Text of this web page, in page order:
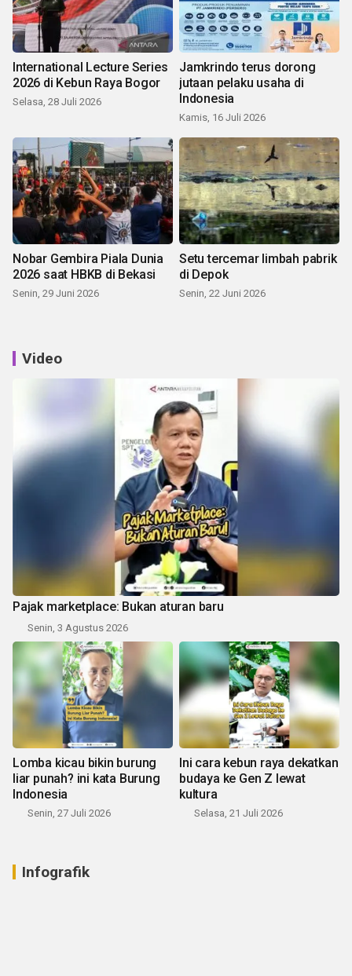
International Lecture Series
2026 di Kebun Raya Bogor
Selasa, 28 Juli 2026
Jamkrindo terus dorong
jutaan pelaku usaha di
Indonesia
Kamis, 16 Juli 2026
Nobar Gembira Piala Dunia
2026 saat HBKB di Bekasi
Senin, 29 Juni 2026
Setu tercemar limbah pabrik
di Depok
Senin, 22 Juni 2026
Video
Pajak marketplace: Bukan aturan baru
Senin, 3 Agustus 2026
Lomba kicau bikin burung
liar punah? ini kata Burung
Indonesia
Senin, 27 Juli 2026
Ini cara kebun raya dekatkan
budaya ke Gen Z lewat
kultura
Selasa, 21 Juli 2026
Infografik